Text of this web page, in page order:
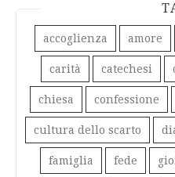
accoglienza amore
carità catechesi
chiesa confessione
cultura dello scarto
famiglia fede